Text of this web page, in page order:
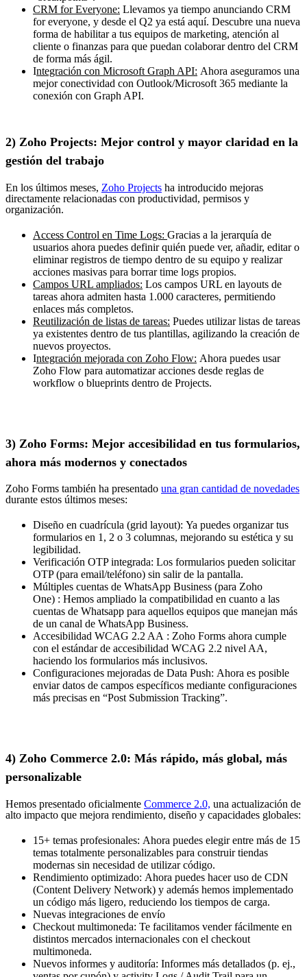
CRM for Everyone: Llevamos ya tiempo anunciando CRM
for everyone, y desde el Q2 ya está aquí. Descubre una nueva
forma de habilitar a tus equipos de marketing, atención al
cliente o finanzas para que puedan colaborar dentro del CRM
de forma más ágil.
Integración con Microsoft Graph API: Ahora aseguramos una
mejor conectividad con Outlook/Microsoft 365 mediante la
conexión con Graph API.
2) Zoho Projects: Mejor control y mayor claridad en la
gestión del trabajo
En los últimos meses, Zoho Projects ha introducido mejoras
directamente relacionadas con productividad, permisos y
organización.
Access Control en Time Logs: Gracias a la jerarquía de
usuarios ahora puedes definir quién puede ver, añadir, editar o
eliminar registros de tiempo dentro de su equipo y realizar
acciones masivas para borrar time logs propios.
Campos URL ampliados: Los campos URL en layouts de
tareas ahora admiten hasta 1.000 caracteres, permitiendo
enlaces más completos.
Reutilización de listas de tareas: Puedes utilizar listas de tareas
ya existentes dentro de tus plantillas, agilizando la creación de
nuevos proyectos.
Integración mejorada con Zoho Flow: Ahora puedes usar
Zoho Flow para automatizar acciones desde reglas de
workflow o blueprints dentro de Projects.
3) Zoho Forms: Mejor accesibilidad en tus formularios,
ahora más modernos y conectados
Zoho Forms también ha presentado una gran cantidad de novedades
durante estos últimos meses:
Diseño en cuadrícula (grid layout): Ya puedes organizar tus
formularios en 1, 2 o 3 columnas, mejorando su estética y su
legibilidad.
Verificación OTP integrada: Los formularios pueden solicitar
OTP (para email/teléfono) sin salir de la pantalla.
Múltiples cuentas de WhatsApp Business (para Zoho
One) : Hemos ampliado la compatibilidad en cuanto a las
cuentas de Whatsapp para aquellos equipos que manejan más
de un canal de WhatsApp Business.
Accesibilidad WCAG 2.2 AA : Zoho Forms ahora cumple
con el estándar de accesibilidad WCAG 2.2 nivel AA,
haciendo los formularios más inclusivos.
Configuraciones mejoradas de Data Push: Ahora es posible
enviar datos de campos específicos mediante configuraciones
más precisas en “Post Submission Tracking”.
4) Zoho Commerce 2.0: Más rápido, más global, más
personalizable
Hemos presentado oficialmente Commerce 2.0, una actualización de
alto impacto que mejora rendimiento, diseño y capacidades globales:
15+ temas profesionales: Ahora puedes elegir entre más de 15
temas totalmente personalizables para construir tiendas
modernas sin necesidad de utilizar código.
Rendimiento optimizado: Ahora puedes hacer uso de CDN
(Content Delivery Network) y además hemos implementado
un código más ligero, reduciendo los tiempos de carga.
Nuevas integraciones de envío
Checkout multimoneda: Te facilitamos vender fácilmente en
distintos mercados internacionales con el checkout
multimoneda.
Nuevos informes y auditoría: Informes más detallados (p. ej.,